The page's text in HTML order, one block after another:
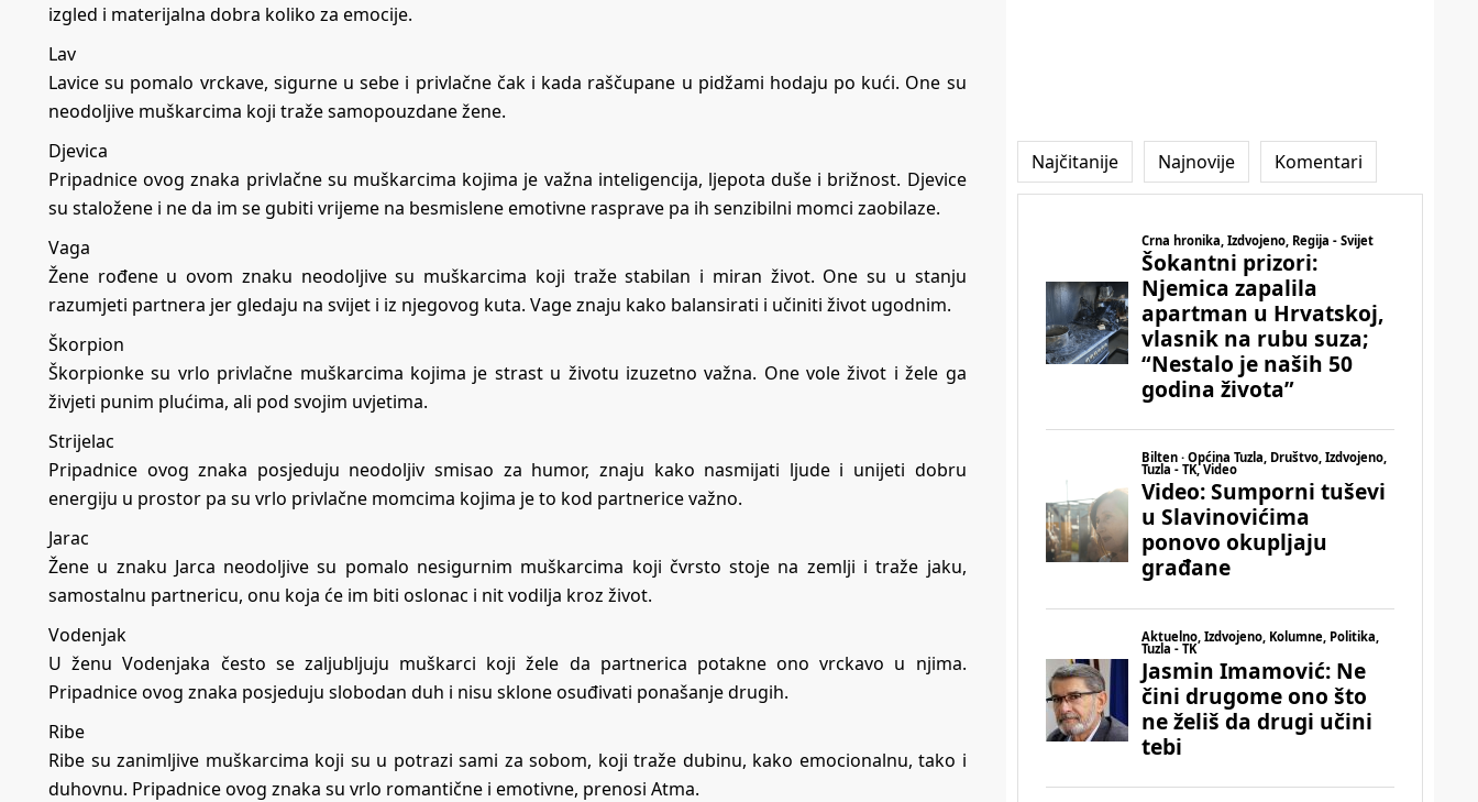
izgled i materijalna dobra koliko za emocije.
Lav
Lavice su pomalo vrckave, sigurne u sebe i privlačne čak i kada raščupane u pidžami hodaju po kući. One su
neodoljive muškarcima koji traže samopouzdane žene.
Djevica
Pripadnice ovog znaka privlačne su muškarcima kojima je važna inteligencija, ljepota duše i brižnost. Djevice
su staložene i ne da im se gubiti vrijeme na besmislene emotivne rasprave pa ih senzibilni momci zaobilaze.
Vaga
Žene rođene u ovom znaku neodoljive su muškarcima koji traže stabilan i miran život. One su u stanju
razumjeti partnera jer gledaju na svijet i iz njegovog kuta. Vage znaju kako balansirati i učiniti život ugodnim.
Škorpion
Škorpionke su vrlo privlačne muškarcima kojima je strast u životu izuzetno važna. One vole život i žele ga
živjeti punim plućima, ali pod svojim uvjetima.
Strijelac
Pripadnice ovog znaka posjeduju neodoljiv smisao za humor, znaju kako nasmijati ljude i unijeti dobru
energiju u prostor pa su vrlo privlačne momcima kojima je to kod partnerice važno.
Jarac
Žene u znaku Jarca neodoljive su pomalo nesigurnim muškarcima koji čvrsto stoje na zemlji i traže jaku,
samostalnu partnericu, onu koja će im biti oslonac i nit vodilja kroz život.
Vodenjak
U ženu Vodenjaka često se zaljubljuju muškarci koji žele da partnerica potakne ono vrckavo u njima.
Pripadnice ovog znaka posjeduju slobodan duh i nisu sklone osuđivati ponašanje drugih.
Ribe
Ribe su zanimljive muškarcima koji su u potrazi sami za sobom, koji traže dubinu, kako emocionalnu, tako i
duhovnu. Pripadnice ovog znaka su vrlo romantične i emotivne, prenosi Atma.
Najčitanije Najnovije Komentari